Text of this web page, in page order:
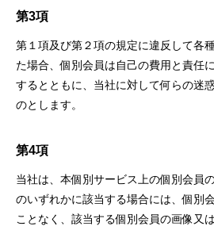
第3項
第１項及び第２項の規定に違反して各
た場合、個別会員は⾃⼰の費⽤と責任
するとともに、当社に対して何らの迷
のとします。
第4項
当社は、本個別サービス上の個別会員
のいずれかに該当する場合には、個別
ことなく、該当する個別会員の画像⼜